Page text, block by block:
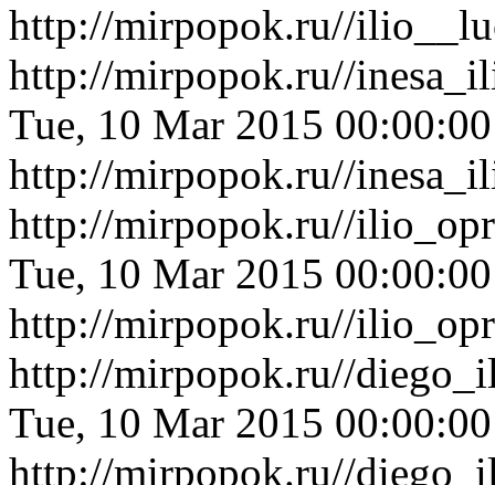
http://mirpopok.ru//
http://mirpopok.ru//
Tue, 10 Mar 2015
http://mirpopok.ru//
http://mirpopok.ru//
Tue, 10 Mar 2015
http://mirpopok.ru//
http://mirpopok.ru//
Tue, 10 Mar 2015
http://mirpopok.ru//